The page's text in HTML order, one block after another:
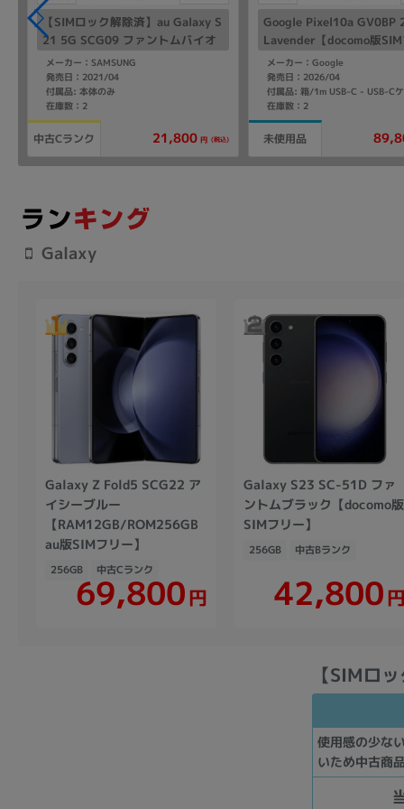
【SIMロック解除済】au Galaxy S
21 5G SCG09 ファントムバイオ
レット
メーカー：SAMSUNG
発売日：2021/04
付属品: 本体のみ
在庫数：2
中古Cランク 21,800 円 (税込)
Google Pixel10a GV0BP
Lavender【docomo版SIM
ー】
メーカー：Google
発売日：2026/04
在庫数：2
未使用品
Galaxy
Galaxy Z Fold5 SCG22 ア
イシーブルー
【RAM12GB/ROM256GB
au版SIMフリー】
256GB 中古Cランク
69,800円
Galaxy S23 SC-51D ファ
ントムブラック【docomo版
SIMフリー】
256GB 中古Bランク
42,800円
【SIMロ
使用感の少な
いため中古商